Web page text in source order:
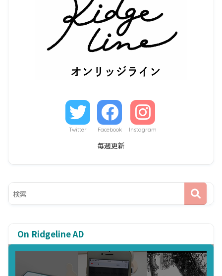
Twitter Facebook Instagram
毎週更新
On Ridgeline AD